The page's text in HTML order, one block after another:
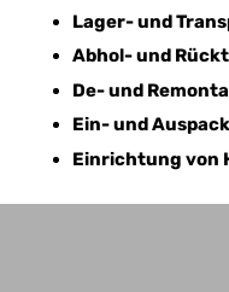
Lager- und
Abhol- und
De- und
Ein- und
Einrichtung von